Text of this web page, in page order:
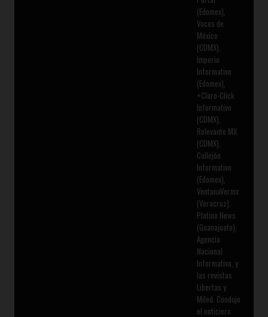
(Edomex),
Voces de
México
(CDMX),
Imperio
Informativo
(Edomex),
+Claro-Click
Informativo
(CDMX),
Relevante MX
(CDMX),
Callejón
Informativo
(Edomex),
VentanaVermx
(Veracruz),
Platino News
(Guanajuato),
Agencia
Nacional
Informativa, y
las revistas
Libertas y
Miled. Condujo
el noticiero